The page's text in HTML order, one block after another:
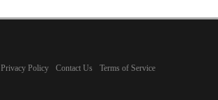
Privacy Policy Contact Us Terms of Service